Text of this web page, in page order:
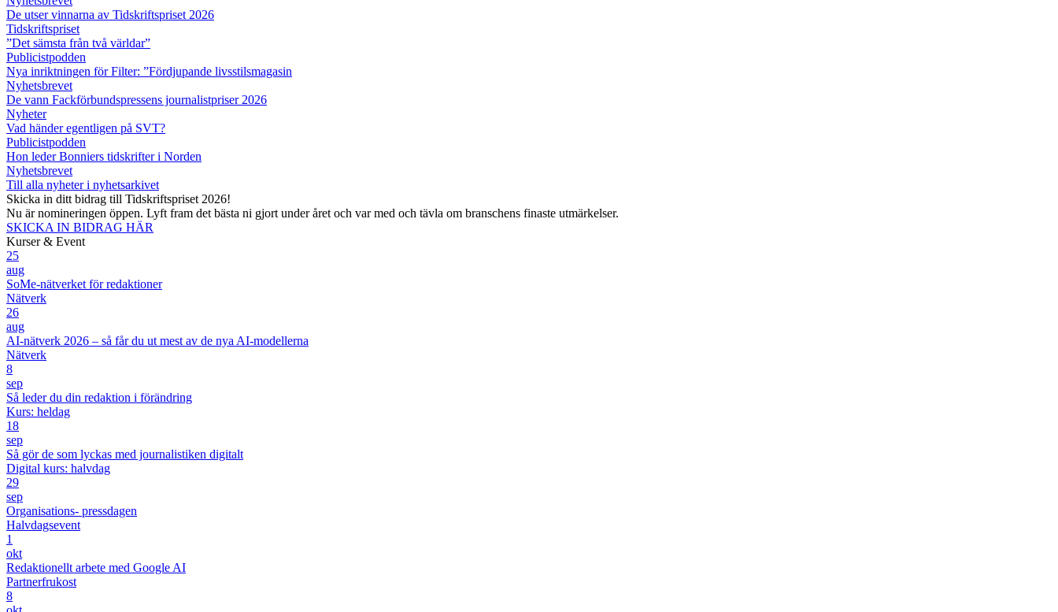
De utser vinnarna av Tidskriftspriset 2026
Tidskriftspriset
”Det sämsta från två världar”
Publicistpodden
Nya inriktningen för Filter: ”Fördjupande livsstilsmagasin
Nyhetsbrevet
De vann Fackförbundspressens journalistpriser 2026
Nyheter
Vad händer egentligen på SVT?
Publicistpodden
Hon leder Bonniers tidskrifter i Norden
Nyhetsbrevet
Till alla nyheter i nyhetsarkivet
Skicka in ditt bidrag till Tidskriftspriset 2026!
Nu är nomineringen öppen. Lyft fram det bästa ni gjort under året och var med och tävla om branschens finaste utmärkelser.
SKICKA IN BIDRAG HÄR
Kurser & Event
25
aug
SoMe-nätverket för redaktioner
Nätverk
26
aug
AI-nätverk 2026 – så får du ut mest av de nya AI-modellerna
Nätverk
8
sep
Så leder du din redaktion i förändring
Kurs: heldag
18
sep
Så gör de som lyckas med journalistiken digitalt
Digital kurs: halvdag
29
sep
Organisations- pressdagen
Halvdagsevent
1
okt
Redaktionellt arbete med Google AI
Partnerfrukost
8